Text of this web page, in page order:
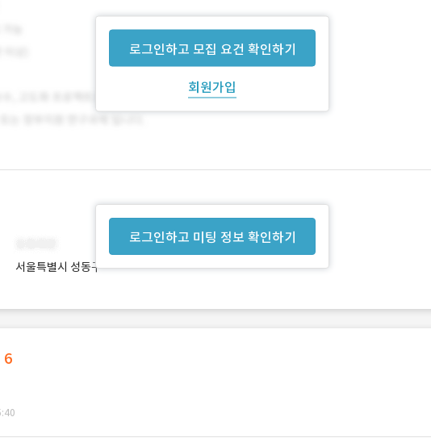
로그인하고 모집 요건 확인하기
회원가입
로그인하고 미팅 정보 확인하기
서울특별시 성동구
6